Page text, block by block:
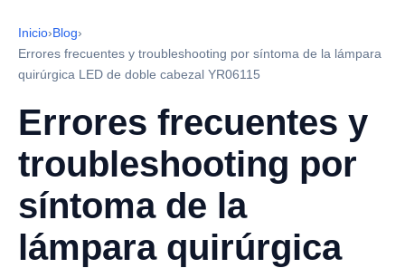
Inicio›Blog›
Errores frecuentes y troubleshooting por síntoma de la lámpara
quirúrgica LED de doble cabezal YR06115
Errores frecuentes y
troubleshooting por
síntoma de la
lámpara quirúrgica